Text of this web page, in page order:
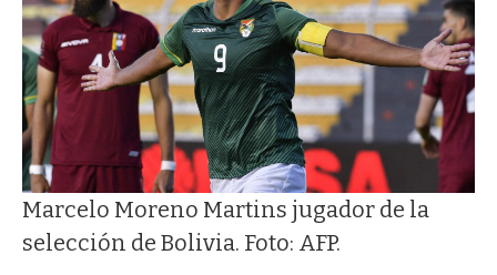
Marcelo Moreno Martins jugador de la
selección de Bolivia. Foto: AFP.